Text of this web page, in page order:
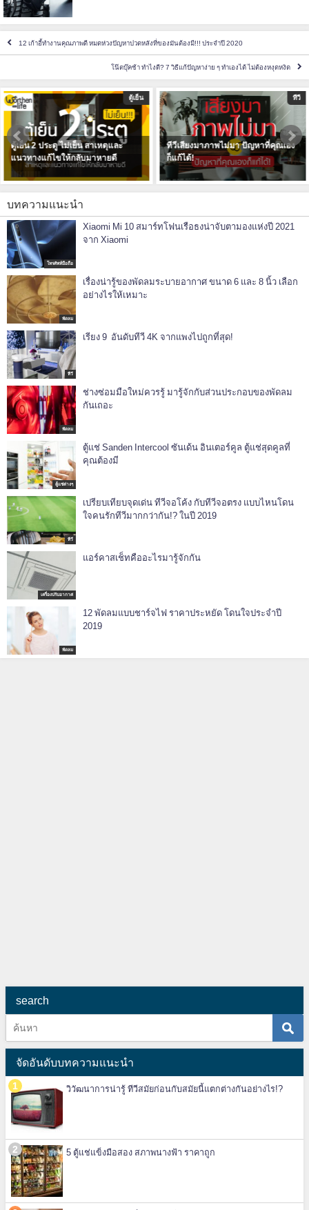
12 เก้าอี้ทำงานคุณภาพดี หมดห่วงปัญหาปวดหลังที่ของมันต้องมี!!! ประจำปี 2020
โน๊ตบุ๊คช้า ทำไงดี? 7 วิธีแก้ปัญหาง่าย ๆ ทำเองได้ ไม่ต้องหงุดหงิด
ทีวี
ทีวีเสียงมาภาพไม่มา ปัญหาที่คุณเอง
ก็แก้ได้!
เครื่องซักผ้า
มีผ้านวมผืนใหญ่ เลือกเครื่องซักผ้า
อย่างไร ให้ซักได้อย่างสะอาด หอม
ฟิน!
บทความแนะนำ
โทรศัพท์มือถือ
Xiaomi Mi 10 สมาร์ทโฟนเรือธงน่าจับตามองแห่งปี 2021
จาก Xiaomi
พัดลม
เรื่องน่ารู้ของพัดลมระบายอากาศ ขนาด 6 และ 8 นิ้ว เลือก
อย่างไรให้เหมาะ
ทีวี
เรียง 9 อันดับทีวี 4K จากแพงไปถูกที่สุด!
พัดลม
ช่างซ่อมมือใหม่ควรรู้ มารู้จักกับส่วนประกอบของพัดลม
กันเถอะ
ตู้แช่ต่างๆ
ตู้แช่ Sanden Intercool ซันเด้น อินเตอร์คูล ตู้แช่สุดคูลที่
คุณต้องมี
ทีวี
เปรียบเทียบจุดเด่น ทีวีจอโค้ง กับทีวีจอตรง แบบไหนโดน
ใจคนรักทีวีมากกว่ากัน!? ในปี 2019
เครื่องปรับอากาศ
แอร์คาสเช็ทคืออะไรมารู้จักกัน
พัดลม
12 พัดลมแบบชาร์จไฟ ราคาประหยัด โดนใจประจำปี
2019
search
จัดอันดับบทความแนะนำ
วิวัฒนาการน่ารู้ ทีวีสมัยก่อนกับสมัยนี้แตกต่างกันอย่างไร!?
5 ตู้แช่แข็งมือสอง สภาพนางฟ้า ราคาถูก